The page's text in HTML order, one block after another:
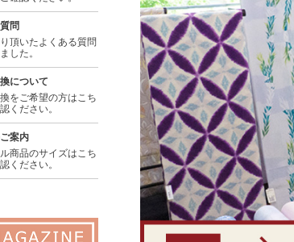
問
頂いたよくある質問
した。
について
をご希望の方はこち
ください。
案内
商品のサイズはこち
ください。